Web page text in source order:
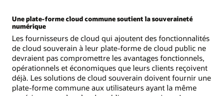
Une plate-forme cloud commune soutient la souveraineté
numérique
Les fournisseurs de cloud qui ajoutent des fonctionnalités
de cloud souverain à leur plate-forme de cloud public ne
devraient pas compromettre les avantages fonctionnels,
opérationnels et économiques que leurs clients reçoivent
déjà. Les solutions de cloud souverain doivent fournir une
plate-forme commune aux utilisateurs ayant la même